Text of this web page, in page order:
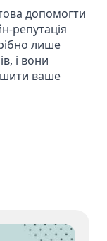
допомогти
репутація
лише
і вони
ваше